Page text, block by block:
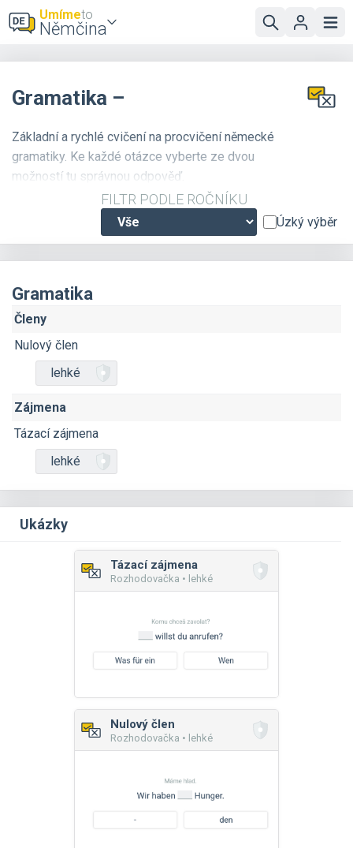
Umímeto
Němčina
Gramatika –
Základní a rychlé cvičení na procvičení německé
gramatiky. Ke každé otázce vyberte ze dvou
možností tu správnou odpověď.
FILTR PODLE ROČNÍKU
Úzký výběr
Gramatika
Členy
Nulový člen
lehké
Zájmena
Tázací zájmena
lehké
Ukázky
Tázací zájmena
Rozhodovačka • lehké
Nulový člen
Rozhodovačka • lehké